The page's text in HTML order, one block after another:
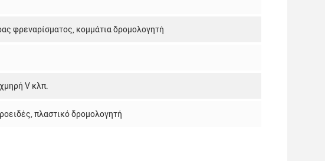
φρεναρίσματος, κομμάτια δρομολογητή
V κλπ.
πλαστικό δρομολογητή